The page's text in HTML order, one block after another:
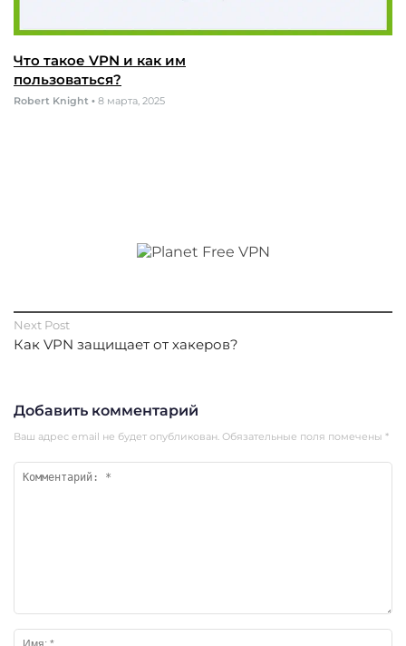
Что такое VPN и как им
пользоваться?
Robert Knight • 8 марта, 2025
Next Post
Как VPN защищает от хакеров?
Добавить комментарий
Ваш адрес email не будет опубликован. Обязательные поля помечены *